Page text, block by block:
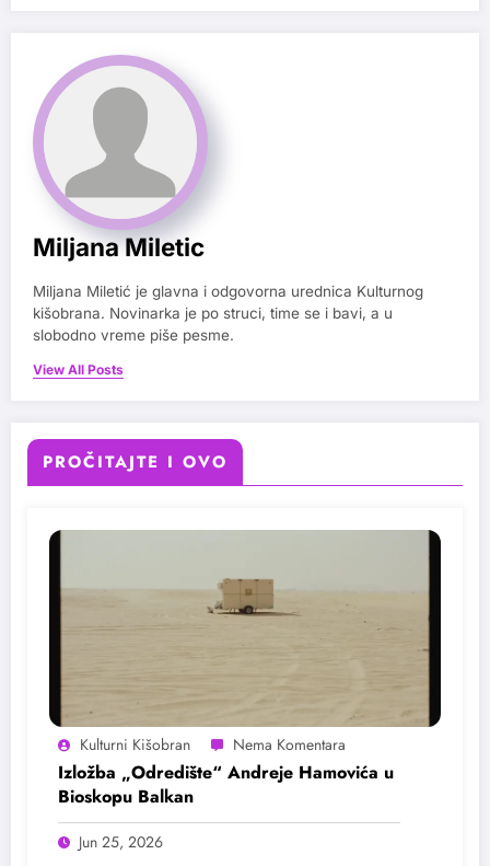
Miljana Miletic
Miljana Miletić je glavna i odgovorna urednica Kulturnog
kišobrana. Novinarka je po struci, time se i bavi, a u
slobodno vreme piše pesme.
View All Posts
PROČITAJTE I OVO
Kulturni Kišobran
Izložba „Odredište“ Andreje Hamovića u
Bioskopu Balkan
Jun 25, 2026